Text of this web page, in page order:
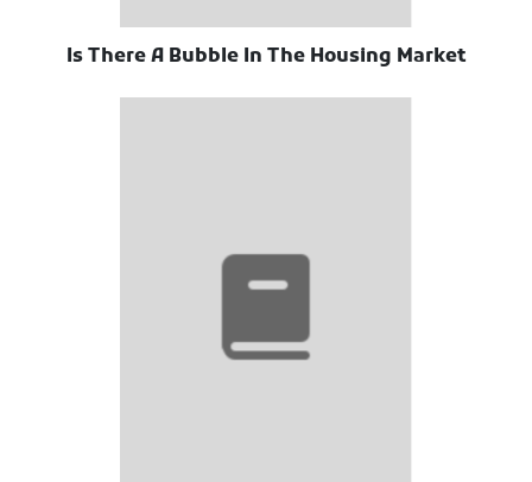
Is There A Bubble In The Housing Market